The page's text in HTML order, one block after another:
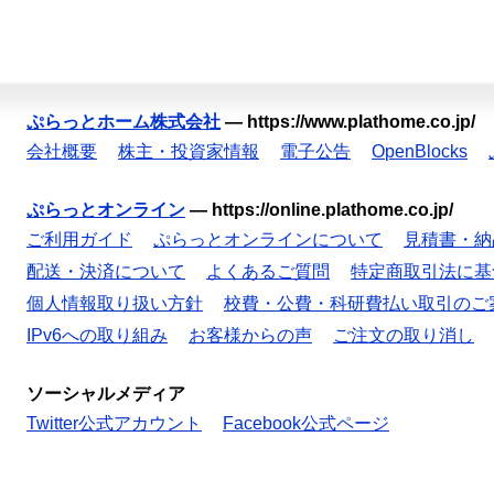
ぷらっとホーム株式会社 — https://www.plathome.co.jp/
会社概要
株主・投資家情報 電子公告 OpenBlocks
ぷらっとオンライン — https://online.plathome.co.jp/
ご利用ガイド
ぷらっとオンラインについて
見積書・
配送・決済について
よくあるご質問
特定商取引法に
個人情報取り扱い方針
校費・公費・科研費払い取引のご
IPv6への取り組み
お客様からの声 ご注文の取り消し
ソーシャルメディア
Twitter公式アカウント
Facebook公式ページ